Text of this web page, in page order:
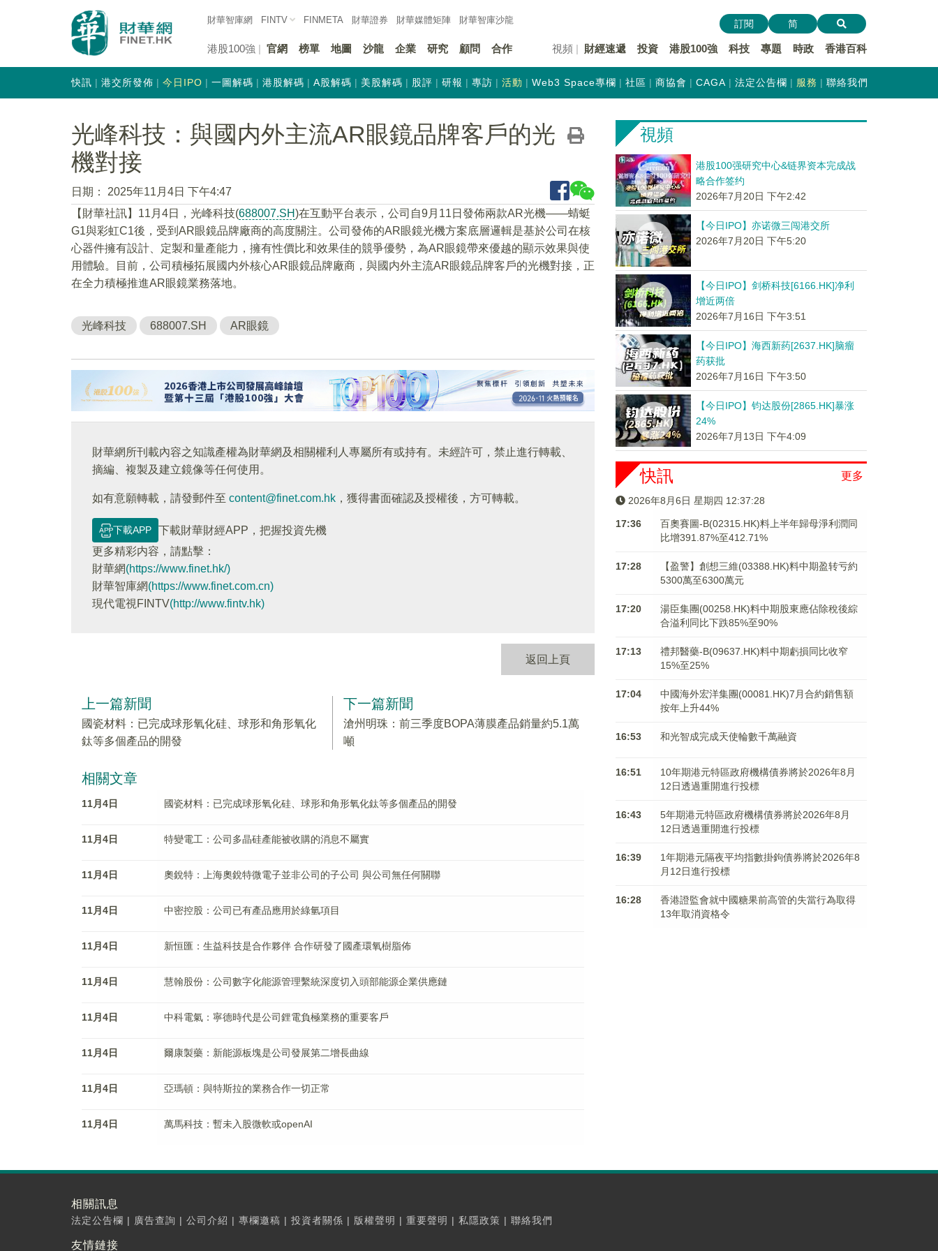
財華智庫網 FINTV FINMETA 財華證券 財華媒體矩陣 財華智庫沙龍
港股100強 官網 榜單 地圖 沙龍 企業 研究 顧問 合作 視頻 財經速遞 投資 港股100強 科技 專題 時政 香港百科
訂閱 简
快訊 港交所發佈 今日IPO 一圖解碼 港股解碼 A股解碼 美股解碼 股評 研報 專訪 活動 Web3 Space專欄 社區 商協會 CAGA 法定公告欄 服務 聯絡我們
光峰科技：與國内外主流AR眼鏡品牌客戶的光
機對接
日期：
2025年11月4日 下午4:47
【財華社訊】11月4日，光峰科技(688007.SH)在互動平台表示，公司自9月11日發佈兩款AR光機——蜻蜓
G1與彩虹C1後，受到AR眼鏡品牌廠商的高度關注。公司發佈的AR眼鏡光機方案底層邏輯是基於公司在核
心器件擁有設計、定製和量產能力，擁有性價比和效果佳的競爭優勢，為AR眼鏡帶來優越的顯示效果與使
用體驗。目前，公司積極拓展國内外核心AR眼鏡品牌廠商，與國内外主流AR眼鏡品牌客戶的光機對接，正
在全力積極推進AR眼鏡業務落地。
光峰科技 688007.SH AR眼鏡
財華網所刊載內容之知識產權為財華網及相關權利人專屬所有或持有。未經許可，禁止進行轉載、
摘編、複製及建立鏡像等任何使用。
如有意願轉載，請發郵件至 content@finet.com.hk ，獲得書面確認及授權後，方可轉載。
下載APP
下載財華財經APP，把握投資先機
更多精彩内容，請點擊：
財華網(https://www.finet.hk/)
財華智庫網(https://www.finet.com.cn)
現代電視FINTV(http://www.fintv.hk)
返回上頁
上一篇新聞
國瓷材料：已完成球形氧化硅、球形和角形氧化
鈦等多個產品的開發
下一篇新聞
滄州明珠：前三季度BOPA薄膜產品銷量約5.1萬
噸
相關文章
11月4日 國瓷材料：已完成球形氧化硅、球形和角形氧化鈦等多個產品的開發
11月4日 特變電工：公司多晶硅產能被收購的消息不屬實
11月4日 奧銳特：上海奧銳特微電子並非公司的子公司 與公司無任何關聯
11月4日 中密控股：公司已有產品應用於綠氫項目
11月4日 新恒匯：生益科技是合作夥伴 合作研發了國產環氧樹脂佈
11月4日 慧翰股份：公司數字化能源管理繫統深度切入頭部能源企業供應鏈
11月4日 中科電氣：寧德時代是公司鋰電負極業務的重要客戶
11月4日 爾康製藥：新能源板塊是公司發展第二增長曲線
11月4日 亞瑪頓：與特斯拉的業務合作一切正常
11月4日 萬馬科技：暫未入股微軟或openAI
視頻
港股100强研究中心&链界资本完成战
略合作签约
2026年7月20日 下午2:42
【今日IPO】亦诺微三闯港交所
2026年7月20日 下午5:20
【今日IPO】剑桥科技[6166.HK]净利
增近两倍
2026年7月16日 下午3:51
【今日IPO】海西新药[2637.HK]脑瘤
药获批
2026年7月16日 下午3:50
【今日IPO】钧达股份[2865.HK]暴涨
24%
2026年7月13日 下午4:09
更多
快訊
2026年8月6日 星期四 12:37:28
17:36
百奧賽圖-B(02315.HK)料上半年歸母淨利潤同
比增391.87%至412.71%
17:28
【盈警】創想三維(03388.HK)料中期盈转亏約
5300萬至6300萬元
17:20
湯臣集團(00258.HK)料中期股東應佔除稅後綜
合溢利同比下跌85%至90%
17:13
禮邦醫藥-B(09637.HK)料中期虧損同比收窄
15%至25%
17:04
中國海外宏洋集團(00081.HK)7月合約銷售額
按年上升44%
16:53 和光智成完成天使輪數千萬融資
16:51
10年期港元特區政府機構債券將於2026年8月
12日透過重開進行投標
16:43
5年期港元特區政府機構債券將於2026年8月
12日透過重開進行投標
16:39
1年期港元隔夜平均指數掛鉤債券將於2026年8
月12日進行投標
16:28
香港證監會就中國糖果前高管的失當行為取得
13年取消資格令
相關訊息
法定公告欄 | 廣告查詢 | 公司介紹 | 專欄邀稿 | 投資者關係 | 版權聲明 | 重要聲明 | 私隱政策 | 聯絡我們
友情鏈接